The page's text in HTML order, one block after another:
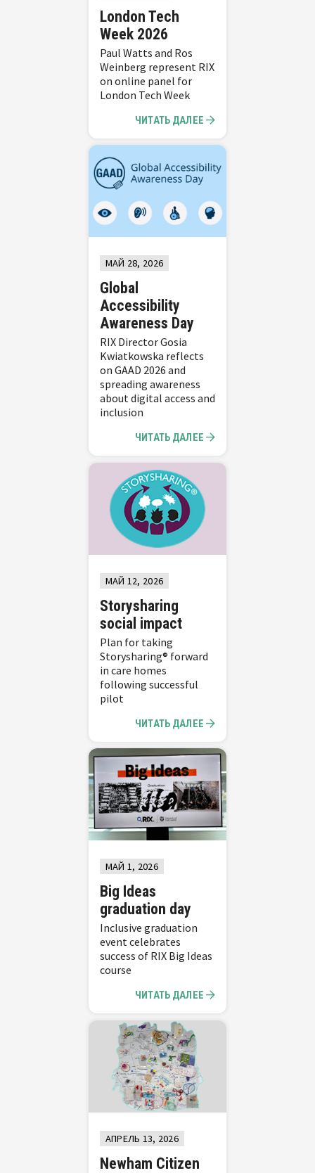
London Tech
Week 2026
Paul Watts and Ros
Weinberg represent RIX
on online panel for
London Tech Week
ЧИТАТЬ ДАЛЕЕ
МАЙ 28, 2026
Global
Accessibility
Awareness Day
RIX Director Gosia
Kwiatkowska reflects
on GAAD 2026 and
spreading awareness
about digital access and
inclusion
ЧИТАТЬ ДАЛЕЕ
МАЙ 12, 2026
Storysharing
social impact
Plan for taking
Storysharing® forward
in care homes
following successful
pilot
ЧИТАТЬ ДАЛЕЕ
МАЙ 1, 2026
Big Ideas
graduation day
Inclusive graduation
event celebrates
success of RIX Big Ideas
course
ЧИТАТЬ ДАЛЕЕ
АПРЕЛЬ 13, 2026
Newham Citizen